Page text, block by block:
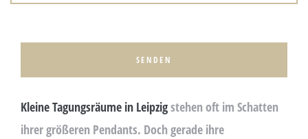
Kleine Tagungsräume in Leipzigstehen oft im Schatten
ihrer größeren Pendants. Doch gerade ihre
–